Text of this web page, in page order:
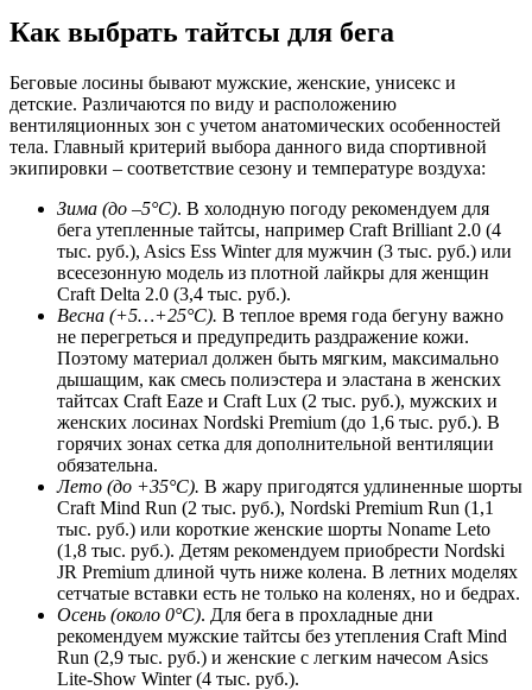
Как выбрать тайтсы для бега
Беговые лосины бывают мужские, женские, унисекс и
детские. Различаются по виду и расположению
вентиляционных зон с учетом анатомических особенностей
тела. Главный критерий выбора данного вида спортивной
экипировки – соответствие сезону и температуре воздуха:
Зима (до –5°C). В холодную погоду рекомендуем для
бега утепленные тайтсы, например Craft Brilliant 2.0 (4
тыс. руб.), Asics Ess Winter для мужчин (3 тыс. руб.) или
всесезонную модель из плотной лайкры для женщин
Craft Delta 2.0 (3,4 тыс. руб.).
Весна (+5…+25°C). В теплое время года бегуну важно
не перегреться и предупредить раздражение кожи.
Поэтому материал должен быть мягким, максимально
дышащим, как смесь полиэстера и эластана в женских
тайтсах Craft Eaze и Craft Lux (2 тыс. руб.), мужских и
женских лосинах Nordski Premium (до 1,6 тыс. руб.). В
горячих зонах сетка для дополнительной вентиляции
обязательна.
Лето (до +35°C). В жару пригодятся удлиненные шорты
Craft Mind Run (2 тыс. руб.), Nordski Premium Run (1,1
тыс. руб.) или короткие женские шорты Noname Leto
(1,8 тыс. руб.). Детям рекомендуем приобрести Nordski
JR Premium длиной чуть ниже колена. В летних моделях
сетчатые вставки есть не только на коленях, но и бедрах.
Осень (около 0°C). Для бега в прохладные дни
рекомендуем мужские тайтсы без утепления Craft Mind
Run (2,9 тыс. руб.) и женские с легким начесом Asics
Lite-Show Winter (4 тыс. руб.).